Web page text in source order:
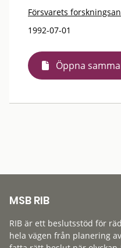
Försvarets
1992-07-01
Öppna
MSB RIB
RIB är ett beslutsstöd för
hela vägen från planering